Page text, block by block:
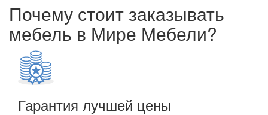
Почему стоит заказывать
мебель в Мире Мебели?
Гарантия лучшей цены